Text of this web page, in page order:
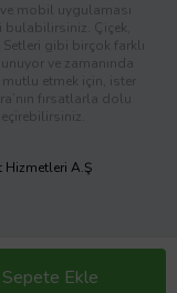
Sepete Ekle
mobil uygulaması
bulabilirsiniz. Çiçek,
gibi birçok farklı
ve zamanında
mutlu etmek için, ister
fırsatlarla dolu
A.Ş